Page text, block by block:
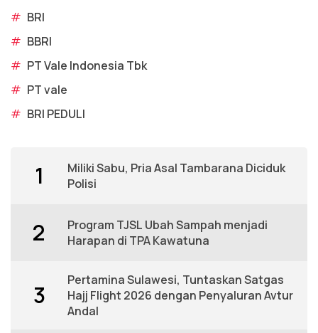
# BRI
# BBRI
# PT Vale Indonesia Tbk
# PT vale
# BRI PEDULI
1
Miliki Sabu, Pria Asal Tambarana Diciduk
Polisi
2
Program TJSL Ubah Sampah menjadi
Harapan di TPA Kawatuna
3
Pertamina Sulawesi, Tuntaskan Satgas
Hajj Flight 2026 dengan Penyaluran Avtur
Andal